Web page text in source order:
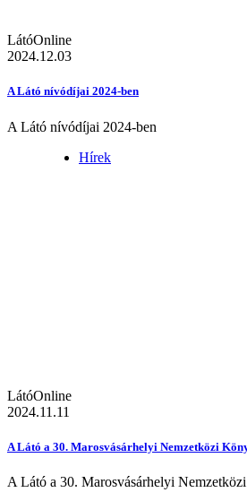
LátóOnline
2024.12.03
A Látó nívódíjai 2024-ben
A Látó nívódíjai 2024-ben
Hírek
LátóOnline
2024.11.11
A Látó a 30. Marosvásárhelyi Nemzetközi
A Látó a 30. Marosvásárhelyi